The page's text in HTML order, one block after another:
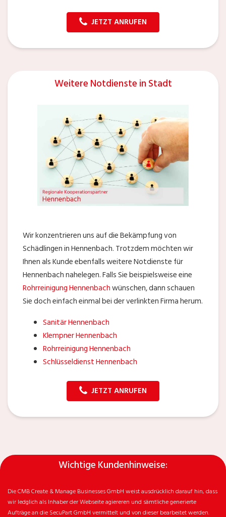
JETZT ANRUFEN
Weitere Notdienste in Stadt
Wir konzentrieren uns auf die Bekämpfung von
Schädlingen in Hennenbach. Trotzdem möchten wir
Ihnen als Kunde ebenfalls weitere Notdienste für
Hennenbach nahelegen. Falls Sie beispielsweise eine
Rohrreinigung Hennenbachwünschen, dann schauen
Sie doch einfach einmal bei der verlinkten Firma herum.
Sanitär Hennenbach
Klempner Hennenbach
Rohrreinigung Hennenbach
Schlüsseldienst Hennenbach
JETZT ANRUFEN
Wichtige Kundenhinweise:
Die CMB Create & Manage Businesses GmbH weist ausdrücklich darauf hin, dass
wir ledglich als Inhaber der Webseite agiereren und sämtliche generierte
Aufträge an die SecuPart GmbH vermittelt und von dieser bearbeitet werden.